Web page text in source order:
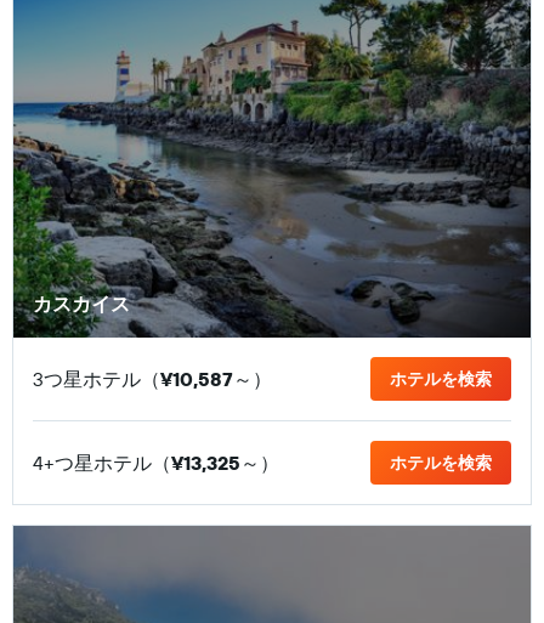
カスカイス
3つ星ホテル（¥10,587​～） ホテルを検索
4+つ星ホテル（¥13,325 ​～） ホテルを検索